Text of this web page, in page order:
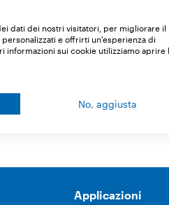
solventi
Applicazioni
dati dei nostri visitatori, per migliorare il
e offrirti un'esperienza di
informazioni sui cookie utilizziamo aprire
No, aggiusta